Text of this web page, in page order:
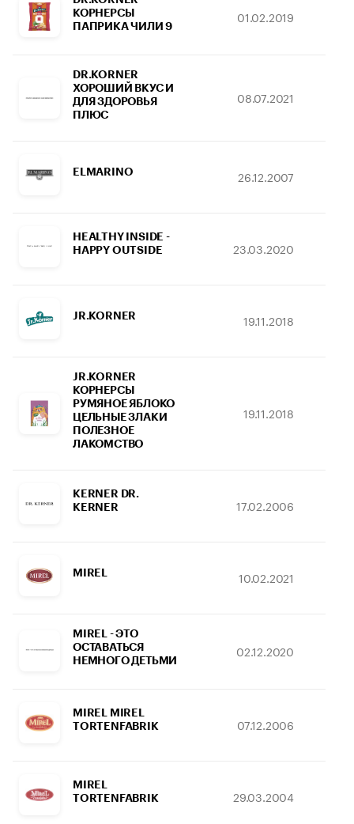
КОРНЕРСЫ
ПАПРИКА ЧИЛИ 9
01.02.2019
DR.KORNER
ХОРОШИЙ ВКУС И
ДЛЯ ЗДОРОВЬЯ
ПЛЮС
08.07.2021
ELMARINO 26.12.2007
HEALTHY INSIDE -
HAPPY OUTSIDE
23.03.2020
JR.KORNER 19.11.2018
JR.KORNER
КОРНЕРСЫ
РУМЯНОЕ ЯБЛОКО
ЦЕЛЬНЫЕ ЗЛАКИ
ПОЛЕЗНОЕ
ЛАКОМСТВО
19.11.2018
KERNER DR.
KERNER
17.02.2006
MIREL 10.02.2021
MIREL - ЭТО
ОСТАВАТЬСЯ
НЕМНОГО ДЕТЬМИ
02.12.2020
MIREL MIREL
TORTENFABRIK
07.12.2006
MIREL
TORTENFABRIK
29.03.2004